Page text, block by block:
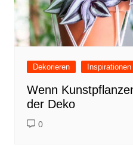
Dekorieren Inspirationen
Wenn
der Deko
0